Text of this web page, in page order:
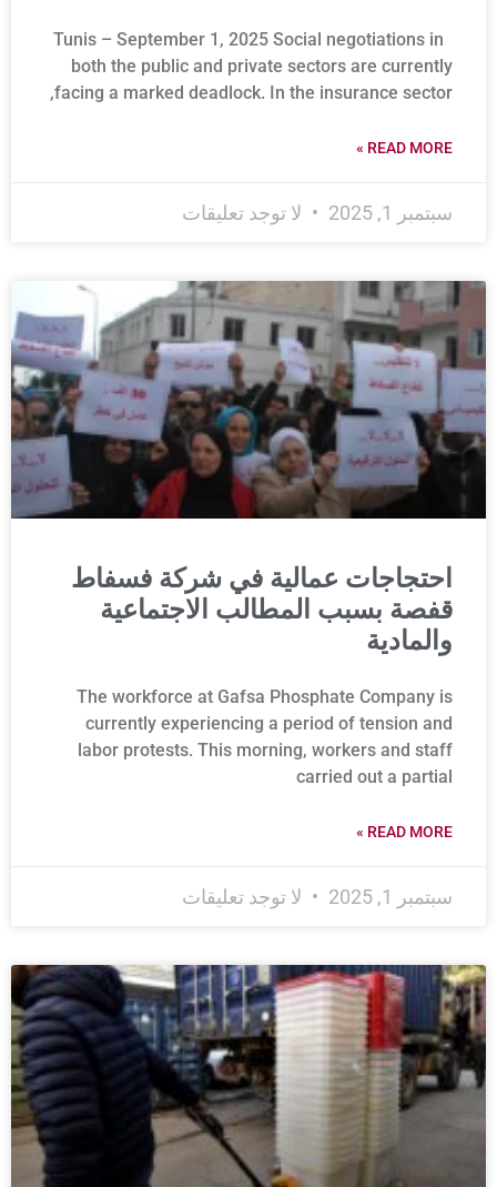
Tunis – September 1, 2025 Social negotiations in
both the public and private sectors are currently
facing a marked deadlock. In the insurance sector,
READ MORE »
سبتمبر 1, 2025 لا توجد تعليقات
احتجاجات عمالية في شركة فسفاط
قفصة بسبب المطالب الاجتماعية
والمادية
The workforce at Gafsa Phosphate Company is
currently experiencing a period of tension and
labor protests. This morning, workers and staff
carried out a partial
READ MORE »
سبتمبر 1, 2025 لا توجد تعليقات